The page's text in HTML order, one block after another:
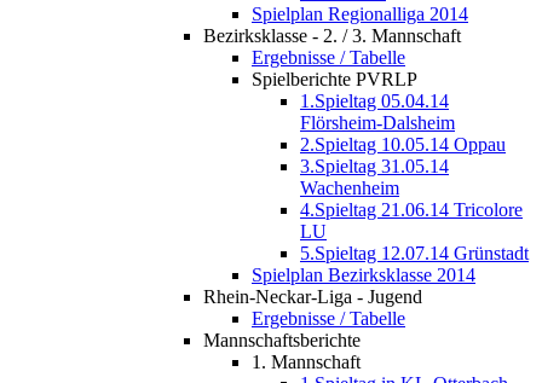
Spielplan Regionalliga 2014
Bezirksklasse - 2. / 3. Mannschaft
Ergebnisse / Tabelle
Spielberichte PVRLP
1.Spieltag 05.04.14
Flörsheim-Dalsheim
2.Spieltag 10.05.14 Oppau
3.Spieltag 31.05.14
Wachenheim
4.Spieltag 21.06.14 Tricolore
LU
5.Spieltag 12.07.14 Grünstadt
Spielplan Bezirksklasse 2014
Rhein-Neckar-Liga - Jugend
Ergebnisse / Tabelle
Mannschaftsberichte
1. Mannschaft